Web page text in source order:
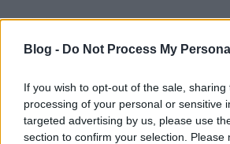
Blog - Do Not Process My
If you wish to opt-out of the sale,
processing of your personal or sensitive
targeted advertising by us, please use
section to confirm your selection. Please
Győződjön meg róla, hogy minden
ír, egyedi és eredeti tartalommal
nem szabad, hogy képes legyen
szóra történő másolatát találja
meglátásait és személyes
egyértelműen fejezze ki az egész